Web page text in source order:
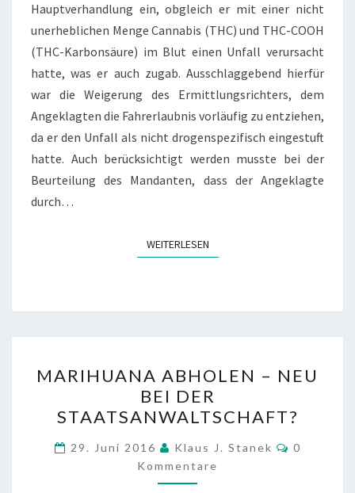
Hauptverhandlung ein, obgleich er mit einer nicht
unerheblichen Menge Cannabis (THC) und THC-COOH
(THC-Karbonsäure) im Blut einen Unfall verursacht
hatte, was er auch zugab. Ausschlaggebend hierfür
war die Weigerung des Ermittlungsrichters, dem
Angeklagten die Fahrerlaubnis vorläufig zu entziehen,
da er den Unfall als nicht drogenspezifisch eingestuft
hatte. Auch berücksichtigt werden musste bei der
Beurteilung des Mandanten, dass der Angeklagte
durch…
WEITERLESENWEITERLESEN
ABHOLEN
–
NEU
BEI
DER
STAATSANWALTSCHAFT?
MARIHUANA ABHOLEN – NEU
BEI DER
STAATSANWALTSCHAFT?
29. Juni 2016 Klaus J. Stanek
0
Kommentare